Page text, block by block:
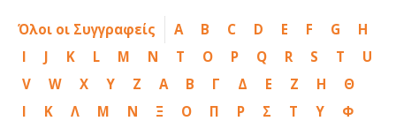
Όλοι οι Συγγραφείς A B C D E F G
H
I
J K L M N T O P Q R S T
U
V
W X Y Z Α Β Γ Δ Ε Ζ Η
Θ
Ι
Κ Λ Μ Ν Ξ Ο Π Ρ Σ Τ Υ
Φ